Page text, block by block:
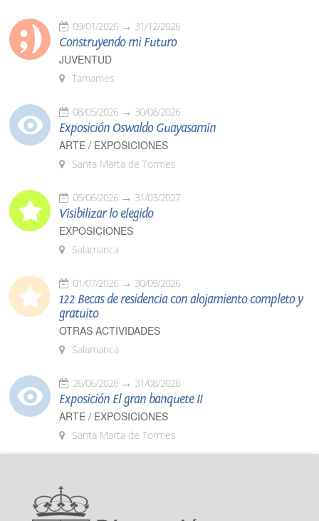
09/01/2026 31/12/2026
Construyendo mi Futuro
JUVENTUD
Tamames
08/05/2026 30/08/2026
Exposición Oswaldo Guayasamín
ARTE / EXPOSICIONES
Santa Marta de Tormes
05/06/2026 31/03/2027
Visibilizar lo elegido
EXPOSICIONES
Salamanca
01/07/2026 30/09/2026
122 Becas de residencia con alojamiento completo y
gratuito
OTRAS ACTIVIDADES
Salamanca
26/06/2026 31/08/2026
Exposición El gran banquete II
ARTE / EXPOSICIONES
Santa Marta de Tormes